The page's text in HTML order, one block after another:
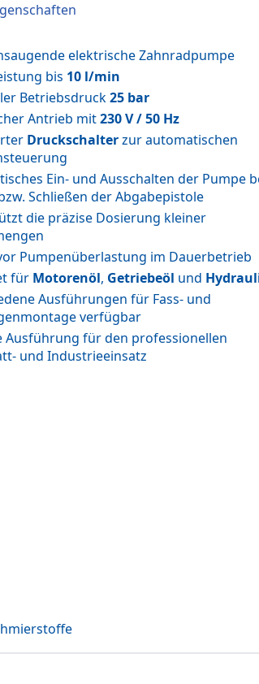
elektrische Zahnradpumpe
bis 10 l/min
Betriebsdruck25 bar
Antrieb mit230 V / 50 Hz
Druckschalterzur automatischen
Ein- und Ausschalten der Pumpe
Schließen der Abgabepistole
die präzise Dosierung kleiner
Pumpenüberlastung im Dauerbetrieb
für Motorenöl, Getriebeöl und
Ausführungen für Fass- und
verfügbar
Ausführung für den professionellen
und Industrieeinsatz